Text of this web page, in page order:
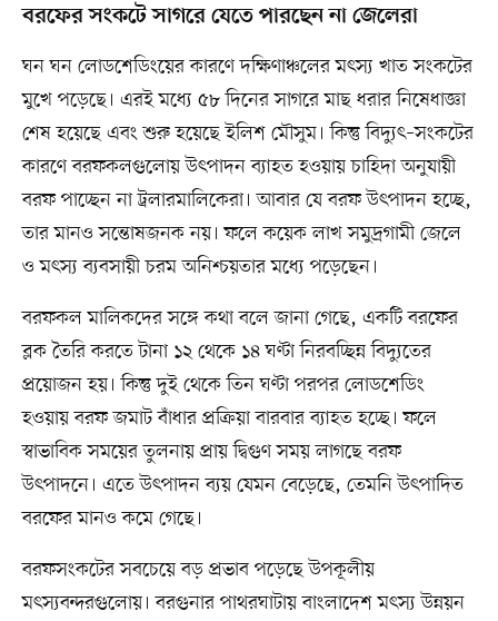
বরফের সংকটে সাগরে যেতে পারছেন না জেলেরা
ঘন ঘন লোডশেডিংয়ের কারণে দক্ষিণাঞ্চলের মৎস্য খাত সংকটের
মুখে পড়েছে। এরই মধ্যে ৫৮ দিনের সাগরে মাছ ধরার নিষেধাজ্ঞা
শেষ হয়েছে এবং শুরু হয়েছে ইলিশ মৌসুম। কিন্তু বিদ্যুৎ–সংকটের
কারণে বরফকলগুলোয় উৎপাদন ব্যাহত হওয়ায় চাহিদা অনুযায়ী
বরফ পাচ্ছেন না ট্রলারমালিকেরা। আবার যে বরফ উৎপাদন হচ্ছে,
তার মানও সন্তোষজনক নয়। ফলে কয়েক লাখ সমুদ্রগামী জেলে
ও মৎস্য ব্যবসায়ী চরম অনিশ্চয়তার মধ্যে পড়েছেন।
বরফকল মালিকদের সঙ্গে কথা বলে জানা গেছে, একটি বরফের
ব্লক তৈরি করতে টানা ১২ থেকে ১৪ ঘণ্টা নিরবচ্ছিন্ন বিদ্যুতের
প্রয়োজন হয়। কিন্তু দুই থেকে তিন ঘণ্টা পরপর লোডশেডিং
হওয়ায় বরফ জমাট বাঁধার প্রক্রিয়া বারবার ব্যাহত হচ্ছে। ফলে
স্বাভাবিক সময়ের তুলনায় প্রায় দ্বিগুণ সময় লাগছে বরফ
উৎপাদনে। এতে উৎপাদন ব্যয় যেমন বেড়েছে, তেমনি উৎপাদিত
বরফের মানও কমে গেছে।
বরফসংকটের সবচেয়ে বড় প্রভাব পড়েছে উপকূলীয়
মৎস্যবন্দরগুলোয়। বরগুনার পাথরঘাটায় বাংলাদেশ মৎস্য উন্নয়ন